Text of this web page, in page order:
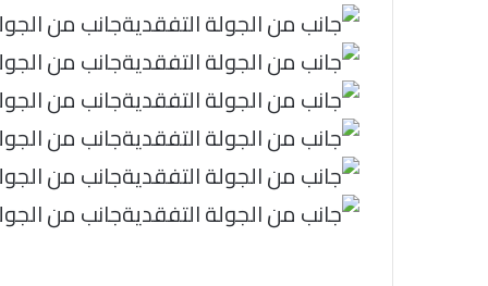
جانب من
جانب من
جانب من
جانب من
جانب من
جانب من